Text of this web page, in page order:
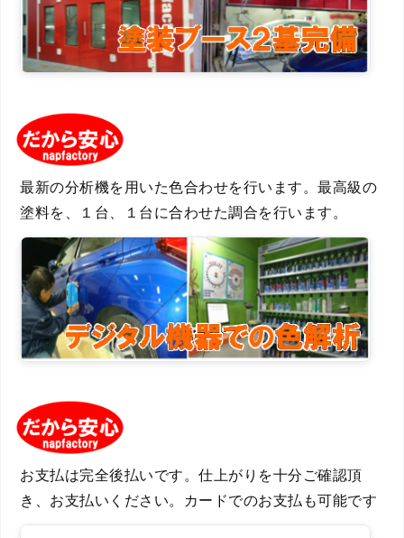
最新の分析機を用いた色合わせを行います。最高級の
塗料を、１台、１台に合わせた調合を行います。
お支払は完全後払いです。仕上がりを十分ご確認頂
き、お支払いください。カードでのお支払も可能です